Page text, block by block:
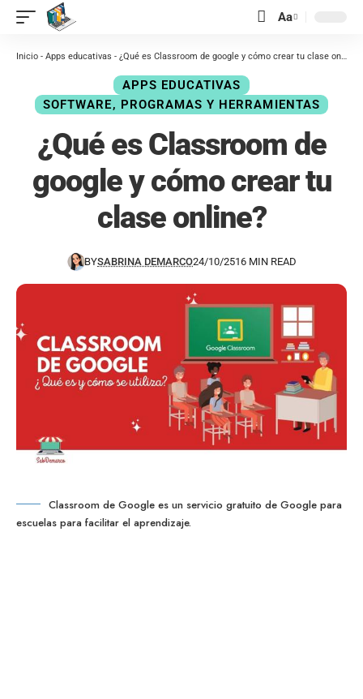
contenido Aa
Inicio - Apps educativas - ¿Qué es Classroom de google y cómo crear tu clase online?
APPS EDUCATIVAS
SOFTWARE, PROGRAMAS Y HERRAMIENTAS
¿Qué es Classroom de
google y cómo crear tu
clase online?
BYSABRINA DEMARCO24/10/2516 MIN READ
Classroom de Google es un servicio gratuito de Google para
escuelas para facilitar el aprendizaje.